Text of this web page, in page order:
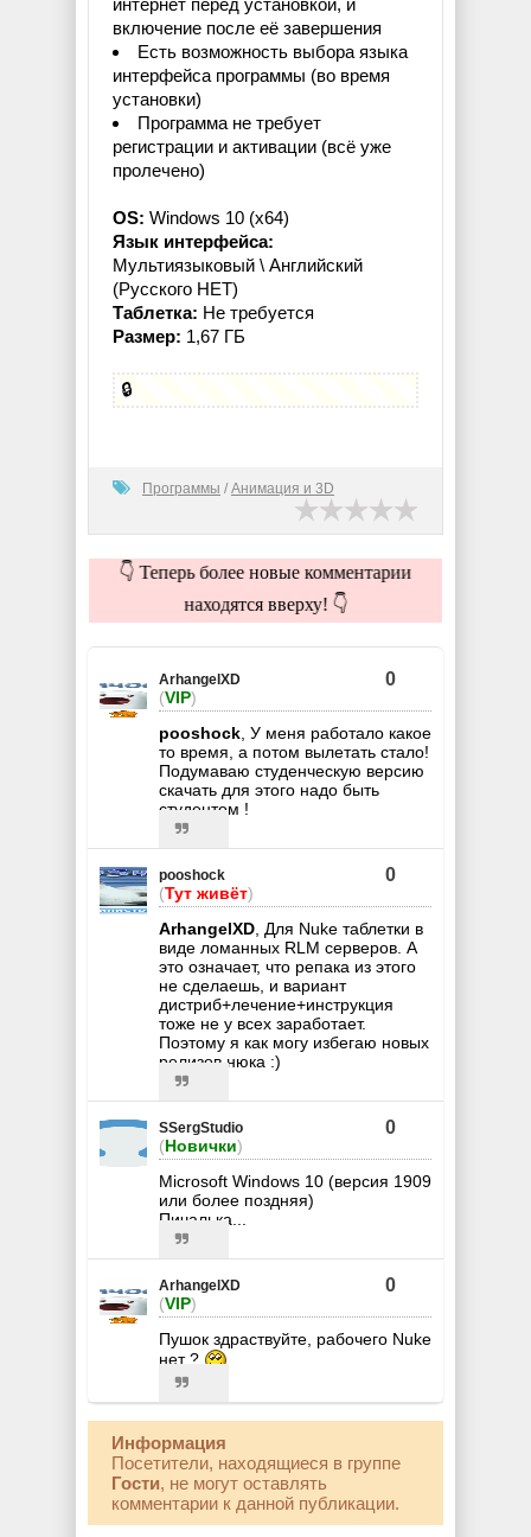
интернет перед установкой, и
включение после её завершения
Есть возможность выбора языка
интерфейса программы (во время
установки)
Программа не требует
регистрации и активации (всё уже
пролечено)
OS: Windows 10 (x64)
Язык интерфейса:
Мультиязыковый \ Английский
(Русского НЕТ)
Таблетка: Не требуется
Размер: 1,67 ГБ
🔒
Программы / Анимация и 3D
👇 Теперь более новые комментарии
находятся вверху! 👇
ArhangelXD
(VIP)
0
pooshock , У меня работало какое
то время, а потом вылетать стало!
Подумаваю студенческую версию
скачать для этого надо быть
студентом !
pooshock
(Тут живёт)
0
ArhangelXD , Для Nuke таблетки в
виде ломанных RLM серверов. А
это означает, что репака из этого
не сделаешь, и вариант
дистриб+лечение+инструкция
тоже не у всех заработает.
Поэтому я как могу избегаю новых
релизов нюка :)
SSergStudio
(Новички)
0
Microsoft Windows 10 (версия 1909
или более поздняя)
Пичалька...
ArhangelXD
(VIP)
0
Пушок здраствуйте, рабочего Nuke
нет ?
Информация
Посетители, находящиеся в группе
Гости, не могут оставлять
комментарии к данной публикации.